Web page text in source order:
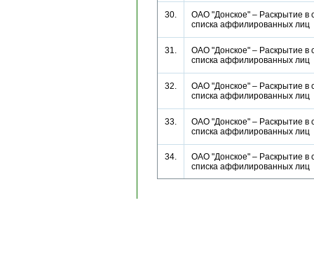
30.
ОАО "Донское" – Раскрытие в
списка аффилированных
31.
ОАО "Донское" – Раскрытие в
списка аффилированных
32.
ОАО "Донское" – Раскрытие в
списка аффилированных
33.
ОАО "Донское" – Раскрытие в
списка аффилированных
34.
ОАО "Донское" – Раскрытие в
списка аффилированных